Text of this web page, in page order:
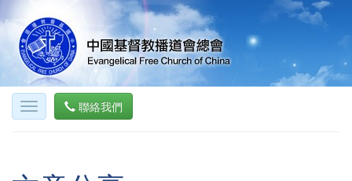
聯絡我們